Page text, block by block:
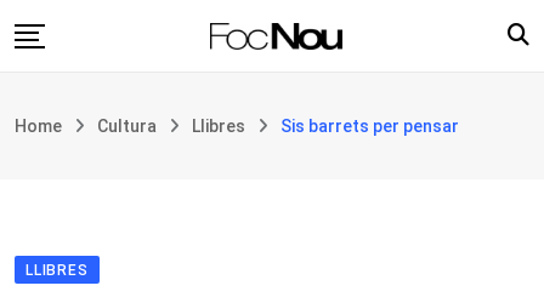
to
Filosofia i teologia
Opinió
Home Cultura Llibres Sis barrets per pensar
LLIBRES